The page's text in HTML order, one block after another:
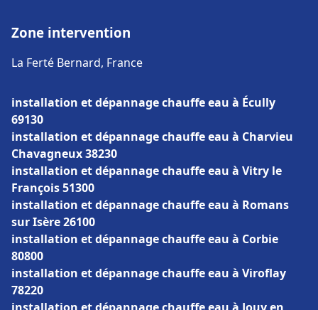
Zone intervention
La Ferté Bernard, France
installation et dépannage chauffe eau à Écully
69130
installation et dépannage chauffe eau à Charvieu
Chavagneux 38230
installation et dépannage chauffe eau à Vitry le
François 51300
installation et dépannage chauffe eau à Romans
sur Isère 26100
installation et dépannage chauffe eau à Corbie
80800
installation et dépannage chauffe eau à Viroflay
78220